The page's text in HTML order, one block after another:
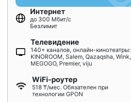
Интернет
до 300 Мбит/с
Безлимит
Телевидение
140+ каналов, онлайн-кинотеатры:
KINOROOM, Salem, Qazaqsha, Wink,
MEGOGO, Premier, viju
WiFi-роутер
518 ₸/мес. Обязателен при
технологии GPON